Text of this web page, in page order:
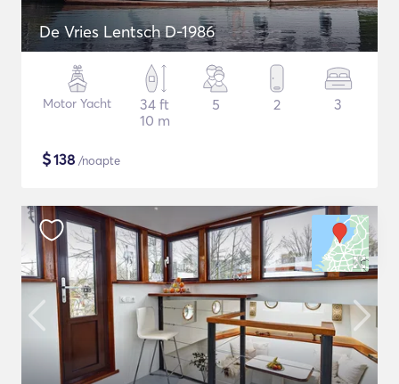
De Vries Lentsch D-1986
Motor Yacht
34 ft
10 m
5 2 3
$138 /noapte